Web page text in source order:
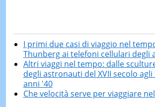
I primi due casi di viaggio nel
Thunberg ai telefoni cellulari degli
Altri viaggi nel tempo: dalle
degli astronauti del XVII secolo
anni '40
Che velocità serve per viaggiare